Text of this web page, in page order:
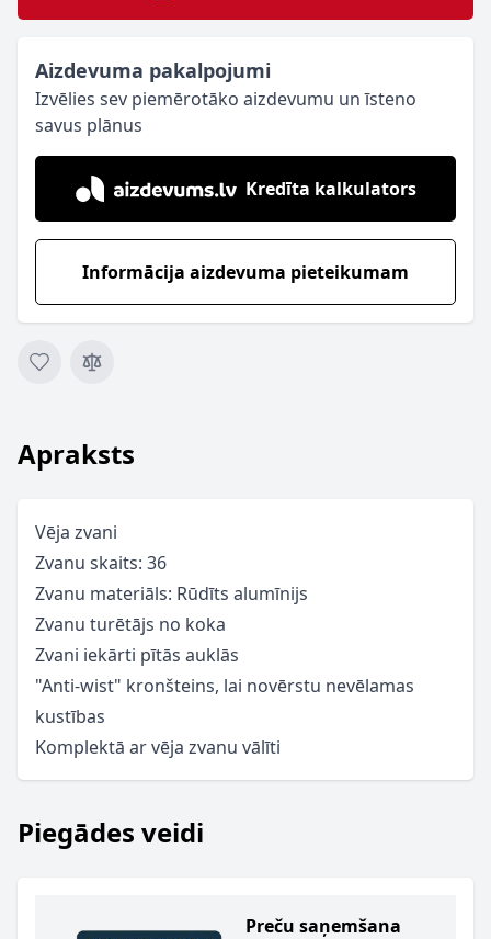
Aizdevuma pakalpojumi
Izvēlies sev piemērotāko aizdevumu un īsteno
savus plānus
Kredīta kalkulators
Informācija aizdevuma pieteikumam
Apraksts
Vēja zvani
Zvanu skaits: 36
Zvanu materiāls: Rūdīts alumīnijs
Zvanu turētājs no koka
Zvani iekārti pītās auklās
"Anti-wist" kronšteins, lai novērstu nevēlamas
kustības
Komplektā ar vēja zvanu vālīti
Piegādes veidi
Preču saņemšana